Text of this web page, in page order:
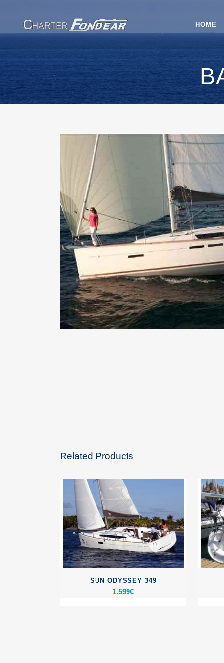
HOME
Related Products
SUN ODYSSEY 349
1.599€